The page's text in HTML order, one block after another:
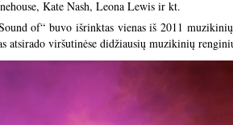
Kate Nash, Leona Lewis ir kt.
of“ buvo išrinktas vienas iš 2011
atsirado viršutinėse didžiausių muzikinių